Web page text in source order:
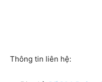
Thông tin liên hệ: